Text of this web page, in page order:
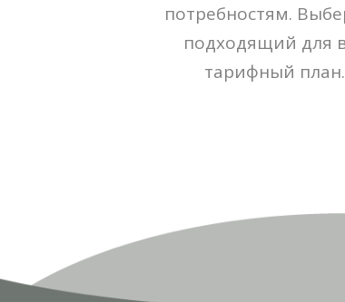
потребностям.
подходящий для
тарифный план.